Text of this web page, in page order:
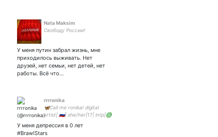
Nata Maksim
Свободу России!
У меня путин забрал жизнь, мне
приходилось выживать. Нет
друзей, нет семьи, нет детей, нет
работы. Всё что…
rrrronika
🦋Call me ronika! digital
artist| 🇷🇺| she/her|17| intp|♎
У меня депрессия в 0 лет
#BrawlStars